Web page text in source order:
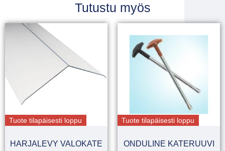
Tutustu myös
Tuote tilapäisesti loppu
HARJALEVY VALOKATE
Tuote tilapäisesti loppu
ONDULINE KATERUUVI